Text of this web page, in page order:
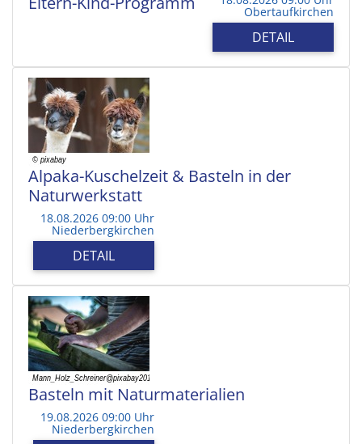
Obertaufkirchen
DETAIL
Alpaka-Kuschelzeit & Basteln in der
Naturwerkstatt
18.08.2026 09:00 Uhr
Niederbergkirchen
DETAIL
Basteln mit Naturmaterialien
19.08.2026 09:00 Uhr
Niederbergkirchen